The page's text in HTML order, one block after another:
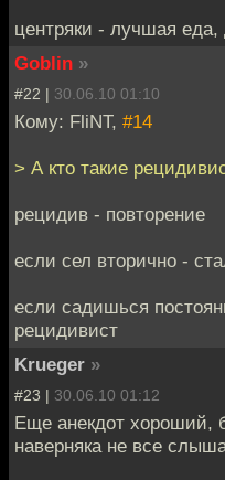
центряки - лучшая еда,
Goblin »
#22 | 30.06.10 01:10
Кому: FliNT, #14
> А кто такие
рецидив - повторение
если сел вторично -
если садишься
рецидивист
Krueger »
#23 | 30.06.10 01:12
Еще анекдот хороший,
наверняка не все